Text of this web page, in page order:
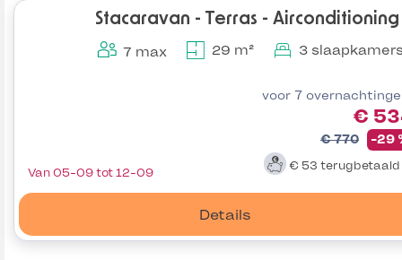
Stacaravan - Terras - Airconditioning
7 max 29 m² 3
voor 7
€
€ 770 -29
€ 53 terugbetaald
Details
Van 05-09 tot 12-09